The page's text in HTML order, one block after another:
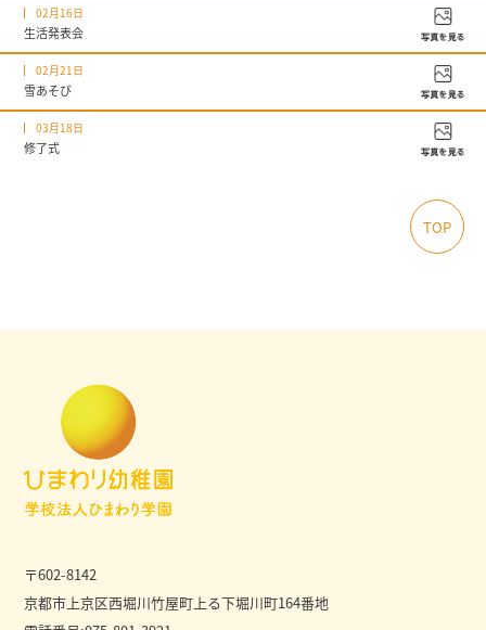
02月16日
生活発表会
02月21日
雪あそび
03月18日
修了式
TOP
〒602-8142
京都市上京区西堀川竹屋町上る下堀川町164番地